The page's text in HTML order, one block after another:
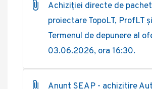
Achiziției directe de
proiectare TopoLT, ProfLT
Termenul de depunere al
03.06.2026, ora 16:30.
Anunt SEAP - achizitire